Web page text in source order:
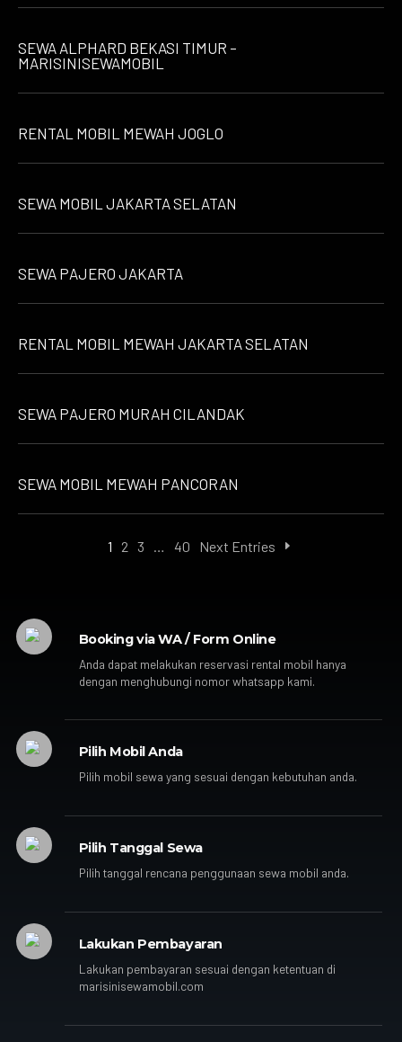
SEWA ALPHARD BEKASI TIMUR –
MARISINISEWAMOBIL
RENTAL MOBIL MEWAH JOGLO
SEWA MOBIL JAKARTA SELATAN
SEWA PAJERO JAKARTA
RENTAL MOBIL MEWAH JAKARTA SELATAN
SEWA PAJERO MURAH CILANDAK
SEWA MOBIL MEWAH PANCORAN
1 2 3 40 Next Entries
Booking via WA / Form Online
Anda dapat melakukan reservasi rental mobil hanya
dengan menghubungi nomor whatsapp kami.
Pilih Mobil Anda
Pilih mobil sewa yang sesuai dengan kebutuhan anda.
Pilih Tanggal Sewa
Pilih tanggal rencana penggunaan sewa mobil anda.
Lakukan Pembayaran
Lakukan pembayaran sesuai dengan ketentuan di
marisinisewamobil.com